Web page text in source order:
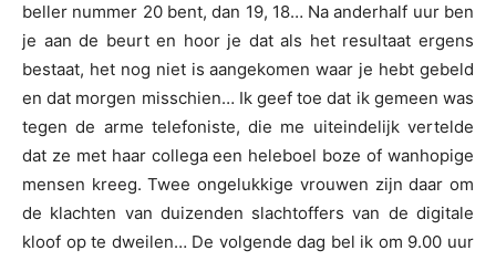
beller nummer 20 bent, dan 19, 18… Na anderhalf uur ben
je aan de beurt en hoor je dat als het resultaat ergens
bestaat, het nog niet is aangekomen waar je hebt gebeld
en dat morgen misschien… Ik geef toe dat ik gemeen was
tegen de arme telefoniste, die me uiteindelijk vertelde
dat ze met haar collega een heleboel boze of wanhopige
mensen kreeg. Twee ongelukkige vrouwen zijn daar om
de klachten van duizenden slachtoffers van de digitale
kloof op te dweilen… De volgende dag bel ik om 9.00 uur